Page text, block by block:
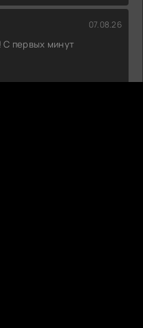
07.08.26
С первых минут